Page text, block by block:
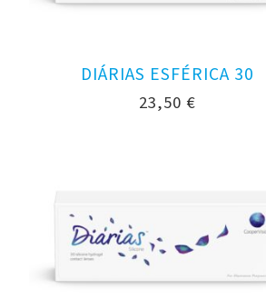
DIÁRIAS ESFÉRICA 30
23,50 €